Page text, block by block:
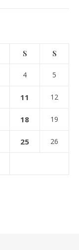
S S
4 5
11 12
18 19
25 26